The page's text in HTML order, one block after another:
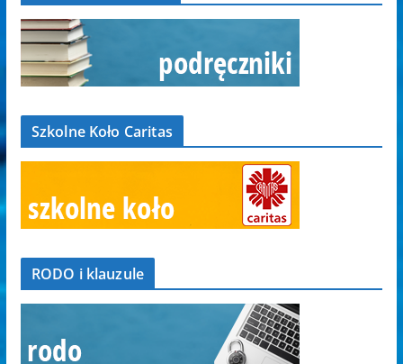
Szkolne Koło Caritas
RODO i klauzule